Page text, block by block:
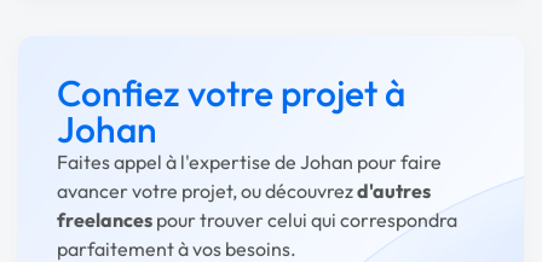
Confiez votre projet à
Johan
Faites appel à l'expertise de Johan pour faire
avancer votre projet, ou découvrezd'autres
freelances pour trouver celui qui correspondra
parfaitement à vos besoins.